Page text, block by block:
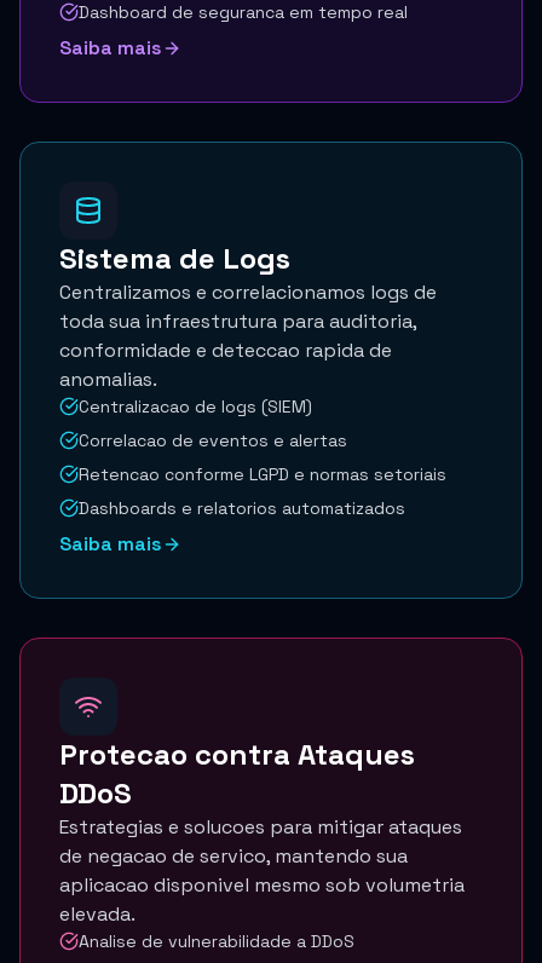
Dashboard de seguranca em tempo real
Saiba mais
Sistema de Logs
Centralizamos e correlacionamos logs de
toda sua infraestrutura para auditoria,
conformidade e deteccao rapida de
anomalias.
Centralizacao de logs (SIEM)
Correlacao de eventos e alertas
Retencao conforme LGPD e normas setoriais
Dashboards e relatorios automatizados
Saiba mais
Protecao contra Ataques
DDoS
Estrategias e solucoes para mitigar ataques
de negacao de servico, mantendo sua
aplicacao disponivel mesmo sob volumetria
elevada.
Analise de vulnerabilidade a DDoS